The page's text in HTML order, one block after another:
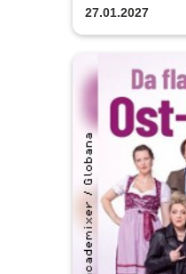
27.01.2027